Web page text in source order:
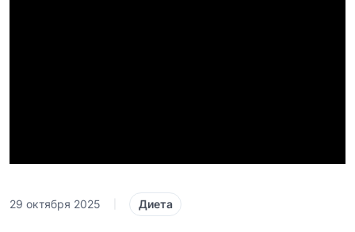
29 октября 2025 Диета